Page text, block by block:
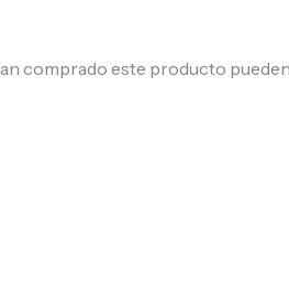
comprado este producto